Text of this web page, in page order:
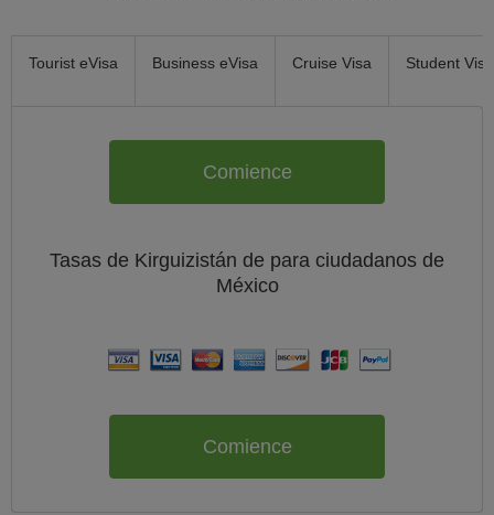
Tourist eVisa Business eVisa Cruise Visa Student Visa
Comience
Tasas de Kirguizistán de para ciudadanos de
México
Comience